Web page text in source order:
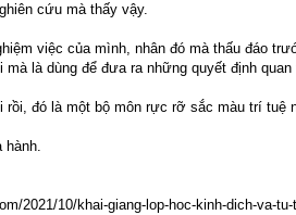
cứu mà thấy vậy.
việc của mình, nhân đó mà thấu đáo
là dùng để đưa ra những quyết định quan
rồi, đó là một bộ môn rực rỡ sắc màu trí tuệ
hành.
2021/10/khai-giang-lop-hoc-kinh-dich-va-tu-